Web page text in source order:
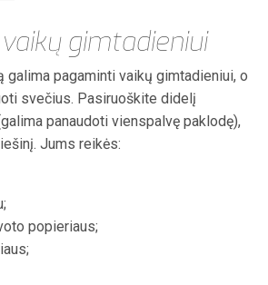
gimtadieniui
pagaminti vaikų gimtadieniui, o
svečius. Pasiruoškite didelį
panaudoti vienspalvę paklodę),
Jums reikės:
popieriaus;